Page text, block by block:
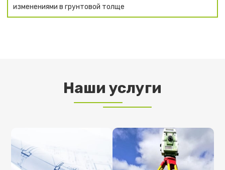
изменениями в грунтовой толще
Наши услуги